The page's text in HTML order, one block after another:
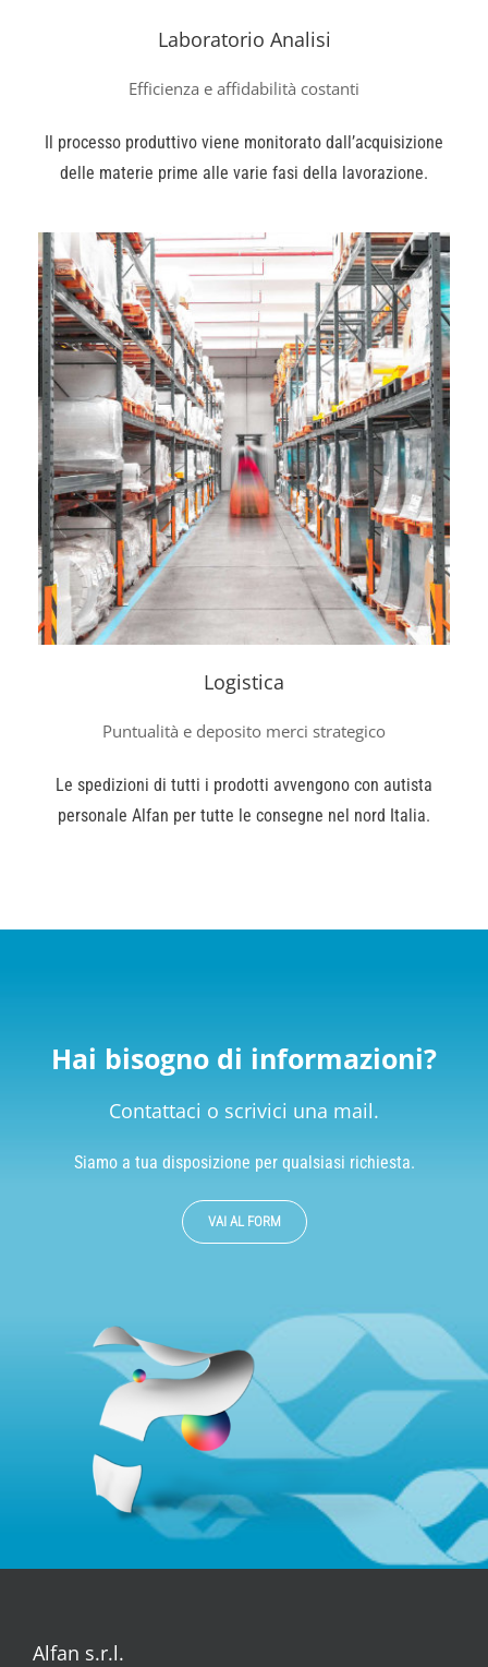
Laboratorio Analisi
Efficienza e affidabilità costanti
Il processo produttivo viene monitorato dall’acquisizione
delle materie prime alle varie fasi della lavorazione.
Logistica
Puntualità e deposito merci strategico
Le spedizioni di tutti i prodotti avvengono con autista
personale Alfan per tutte le consegne nel nord Italia.
Hai bisogno di informazioni?
Contattaci o scrivici una mail.
Siamo a tua disposizione per qualsiasi richiesta.
VAI AL FORM
Alfan s.r.l.